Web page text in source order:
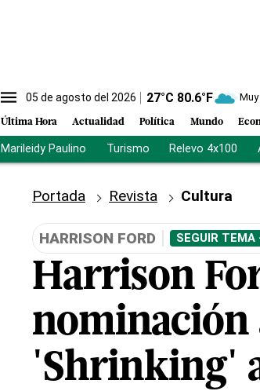
05 de agosto del 2026 27°C 80.6°F
Última Hora Actualidad Política Mundo
Marileidy Paulino Turismo Relevo 4x100
Portada Revista Cultura
HARRISON FORD SEGUIR TEMA
Harrison
nominación
'Shrinking'